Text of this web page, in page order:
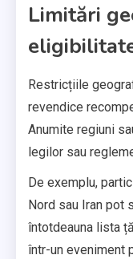
Limitări
Restricțiile
revendice
Anumite regiuni
legilor sau
De exemplu,
Nord sau Iran pot
întotdeauna lista
într-un eveniment